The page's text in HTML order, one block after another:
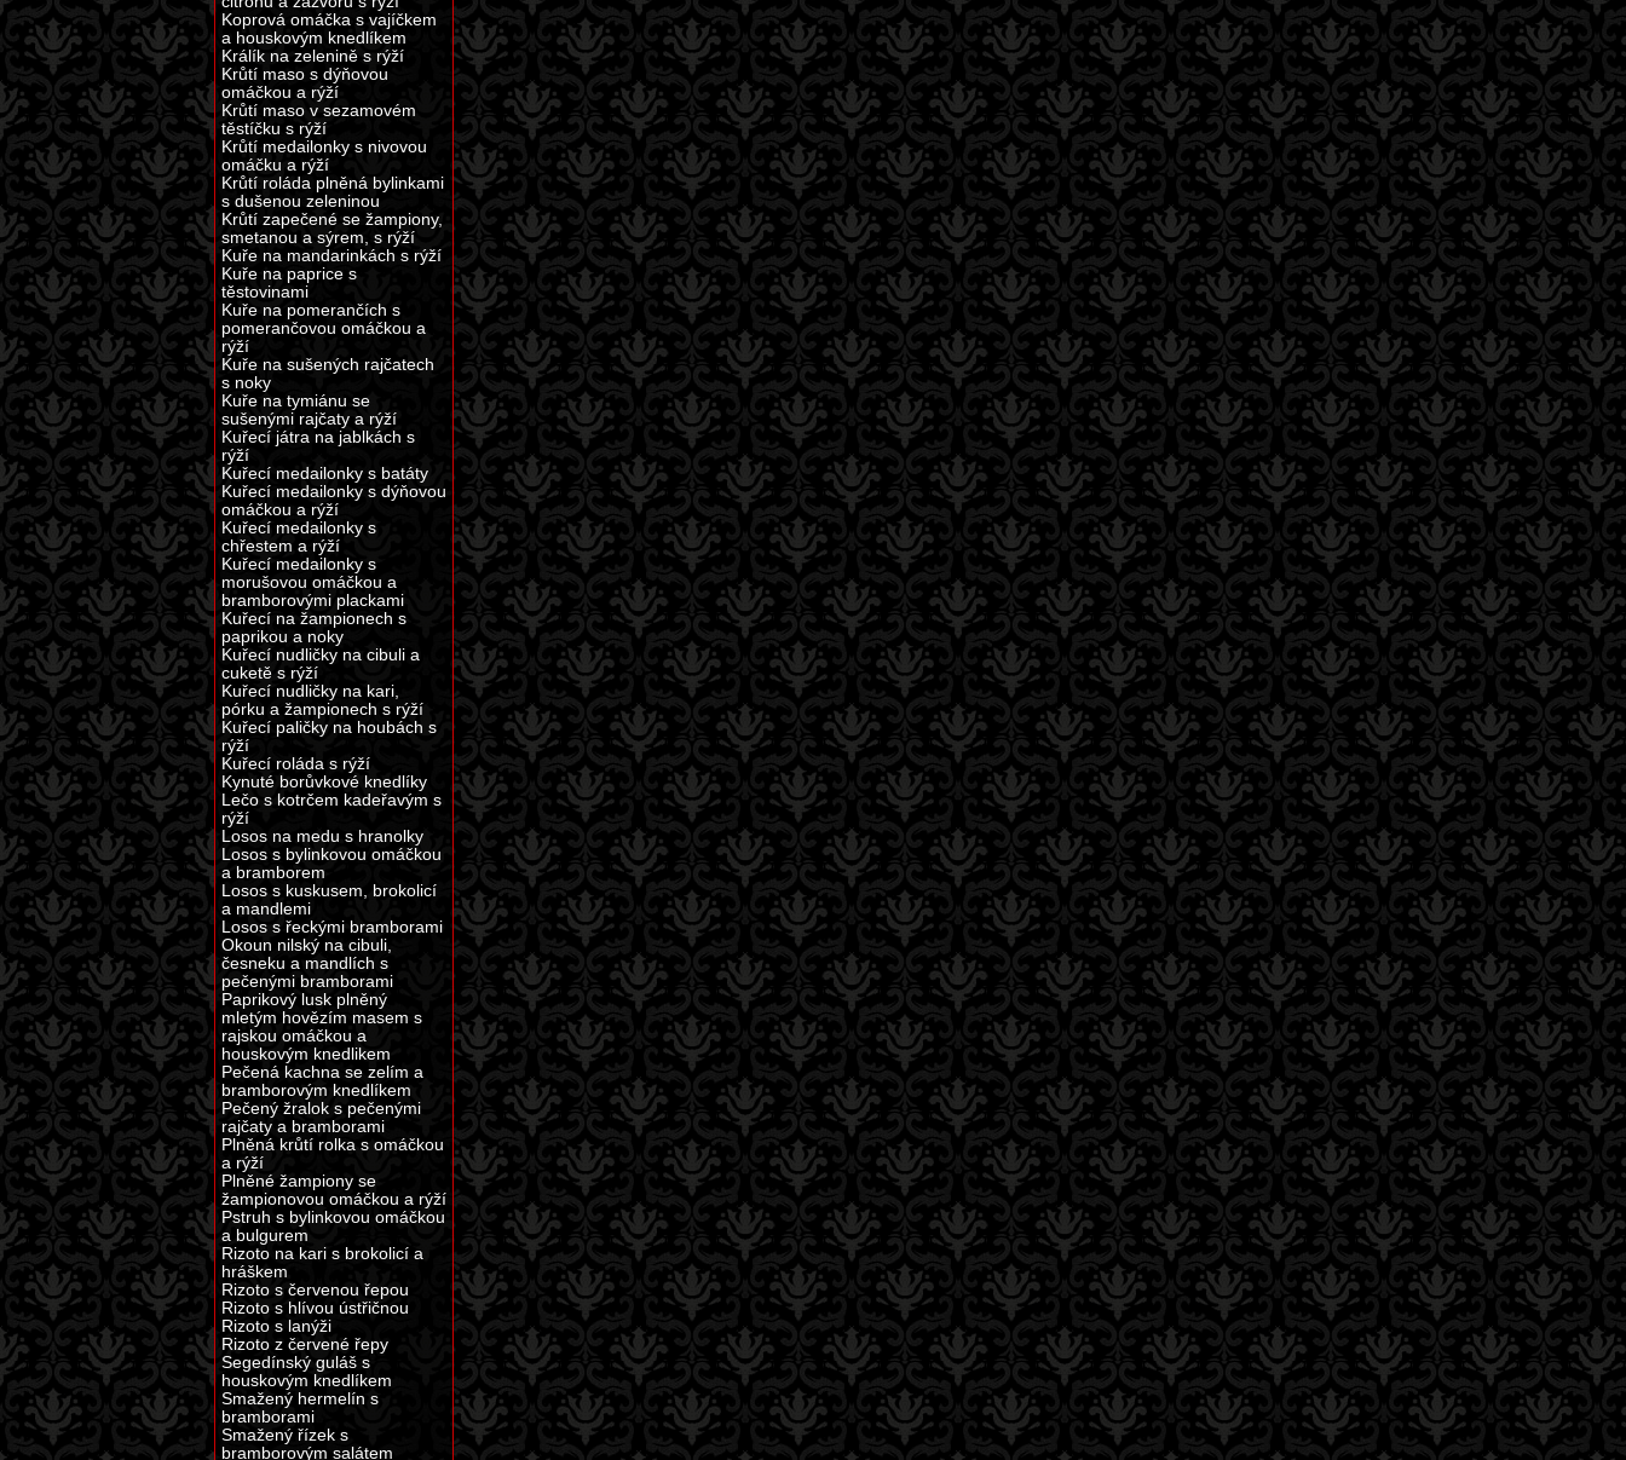
Koprová omáčka s vajíčkem
a houskovým knedlíkem
Králík na zelenině s rýží
Krůtí maso s dýňovou
omáčkou a rýží
Krůtí maso v sezamovém
těstíčku s rýží
Krůtí medailonky s nivovou
omáčku a rýží
Krůtí roláda plněná bylinkami
s dušenou zeleninou
Krůtí zapečené se žampiony,
smetanou a sýrem, s rýží
Kuře na mandarinkách s rýží
Kuře na paprice s
těstovinami
Kuře na pomerančích s
pomerančovou omáčkou a
rýží
Kuře na sušených rajčatech
s noky
Kuře na tymiánu se
sušenými rajčaty a rýží
Kuřecí játra na jablkách s
rýží
Kuřecí medailonky s batáty
Kuřecí medailonky s dýňovou
omáčkou a rýží
Kuřecí medailonky s
chřestem a rýží
Kuřecí medailonky s
morušovou omáčkou a
bramborovými plackami
Kuřecí na žampionech s
paprikou a noky
Kuřecí nudličky na cibuli a
cuketě s rýží
Kuřecí nudličky na kari,
pórku a žampionech s rýží
Kuřecí paličky na houbách s
rýží
Kuřecí roláda s rýží
Kynuté borůvkové knedlíky
Lečo s kotrčem kadeřavým s
rýží
Losos na medu s hranolky
Losos s bylinkovou omáčkou
a bramborem
Losos s kuskusem, brokolicí
a mandlemi
Losos s řeckými bramborami
Okoun nilský na cibuli,
česneku a mandlích s
pečenými bramborami
Paprikový lusk plněný
mletým hovězím masem s
rajskou omáčkou a
houskovým knedlikem
Pečená kachna se zelím a
bramborovým knedlíkem
Pečený žralok s pečenými
rajčaty a bramborami
Plněná krůtí rolka s omáčkou
a rýží
Plněné žampiony se
žampionovou omáčkou a rýží
Pstruh s bylinkovou omáčkou
a bulgurem
Rizoto na kari s brokolicí a
hráškem
Rizoto s červenou řepou
Rizoto s hlívou ústřičnou
Rizoto s lanýži
Rizoto z červené řepy
Segedínský guláš s
houskovým knedlíkem
Smažený hermelín s
bramborami
Smažený řízek s
bramborovým salátem